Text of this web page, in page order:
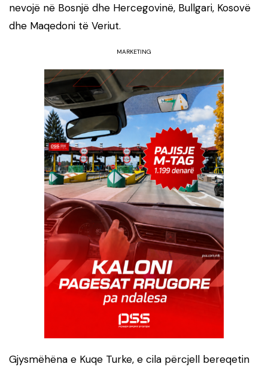
nevojë në Bosnjë dhe Hercegovinë, Bullgari, Kosovë
dhe Maqedoni të Veriut.
MARKETING
Gjysmëhëna e Kuqe Turke, e cila përcjell bereqetin